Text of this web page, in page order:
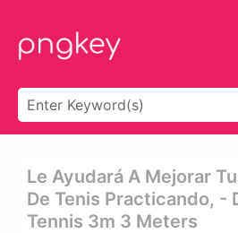
Le Ayudará A Mejorar
De Tenis Practicando, -
Tennis 3m 3 Meters